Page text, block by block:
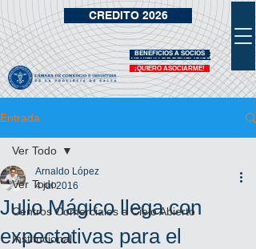
¡QUIERO ASOCIARME!
VIDRIERA DE BENEFICIOS
BENEFICIOS A SOCIOS
CREDITO 2026
Entrada
Ver Todo
Centros Comerciales a Cielo Abierto
Institucional
Ver Todo
Julio Mágico llega con
expectativas para el
Arnaldo López
4 jul 2016